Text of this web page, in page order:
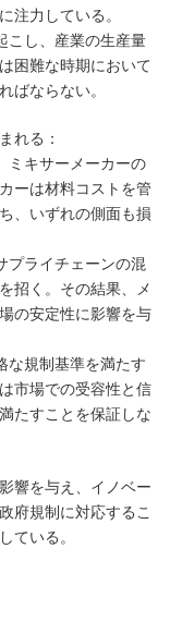
注力している。
こし、産業の生産量
困難な時期において
ばならない。
れる：
ミキサーメーカーの
ーは材料コストを管
、いずれの側面も損
プライチェーンの混
招く。その結果、メ
の安定性に影響を与
な規制基準を満たす
市場での受容性と信
たすことを保証しな
響を与え、イノベー
府規制に対応するこ
ている。